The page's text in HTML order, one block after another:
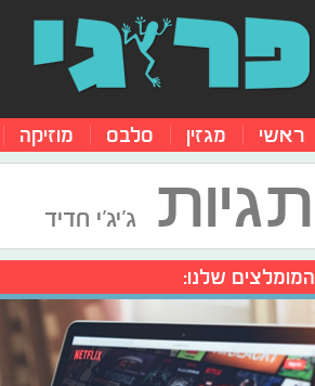
ראשי מגזין סלבס מוזיקה
תגיות ג'יג'י חדיד
המומלצים שלנו: